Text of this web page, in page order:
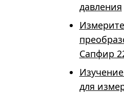
давления
Сапфир
для